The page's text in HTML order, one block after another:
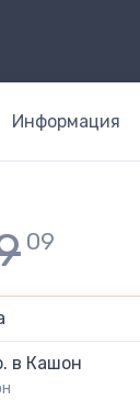
Информация
09
в Кашон